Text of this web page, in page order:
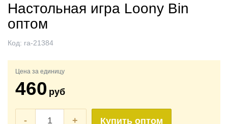
Настольная игра Loony Bin
оптом
Код: ra-21384
Цена за единицу
460 руб
- + Купить оптом